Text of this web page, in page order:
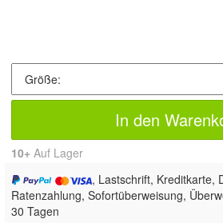
In den
10+ Auf Lager
, Lastschrift, Kreditkarte,
Ratenzahlung, Sofortüberweisung,
30 Tagen